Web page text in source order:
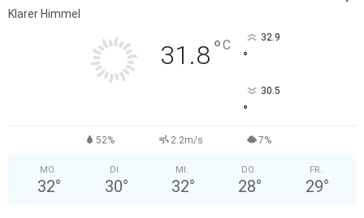
Klarer Himmel
31.8°C 32.9
°
30.5
°
52% 2.2m/s 7%
MO.
32°
DI.
30°
MI.
32°
DO.
28°
FR.
29°